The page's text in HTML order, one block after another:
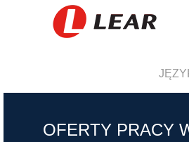
OFERTY PRACY